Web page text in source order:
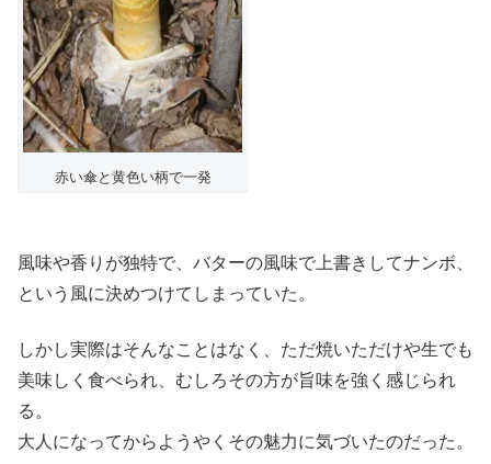
赤い傘と黄色い柄で一発
風味や香りが独特で、バターの風味で上書きしてナンボ、
という風に決めつけてしまっていた。
しかし実際はそんなことはなく、ただ焼いただけや生でも
美味しく食べられ、むしろその方が旨味を強く感じられ
る。
大人になってからようやくその魅力に気づいたのだった。